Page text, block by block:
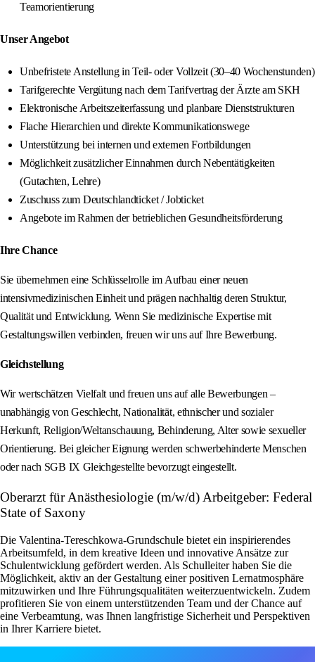
Teamorientierung
Unser Angebot
Unbefristete Anstellung in Teil- oder Vollzeit (30–40 Wochenstunden)
Tarifgerechte Vergütung nach dem Tarifvertrag der Ärzte am SKH
Elektronische Arbeitszeiterfassung und planbare Dienststrukturen
Flache Hierarchien und direkte Kommunikationswege
Unterstützung bei internen und externen Fortbildungen
Möglichkeit zusätzlicher Einnahmen durch Nebentätigkeiten
(Gutachten, Lehre)
Zuschuss zum Deutschlandticket / Jobticket
Angebote im Rahmen der betrieblichen Gesundheitsförderung
Ihre Chance
Sie übernehmen eine Schlüsselrolle im Aufbau einer neuen
intensivmedizinischen Einheit und prägen nachhaltig deren Struktur,
Qualität und Entwicklung. Wenn Sie medizinische Expertise mit
Gestaltungswillen verbinden, freuen wir uns auf Ihre Bewerbung.
Gleichstellung
Wir wertschätzen Vielfalt und freuen uns auf alle Bewerbungen –
unabhängig von Geschlecht, Nationalität, ethnischer und sozialer
Herkunft, Religion/Weltanschauung, Behinderung, Alter sowie sexueller
Orientierung. Bei gleicher Eignung werden schwerbehinderte Menschen
oder nach SGB IX Gleichgestellte bevorzugt eingestellt.
Oberarzt für Anästhesiologie (m/w/d) Arbeitgeber: Federal
State of Saxony
Die Valentina-Tereschkowa-Grundschule bietet ein inspirierendes
Arbeitsumfeld, in dem kreative Ideen und innovative Ansätze zur
Schulentwicklung gefördert werden. Als Schulleiter haben Sie die
Möglichkeit, aktiv an der Gestaltung einer positiven Lernatmosphäre
mitzuwirken und Ihre Führungsqualitäten weiterzuentwickeln. Zudem
profitieren Sie von einem unterstützenden Team und der Chance auf
eine Verbeamtung, was Ihnen langfristige Sicherheit und Perspektiven
in Ihrer Karriere bietet.